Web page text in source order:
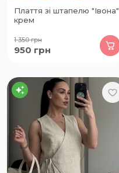
Плаття зі штапелю "Івона"
крем
1 350грн
950 грн